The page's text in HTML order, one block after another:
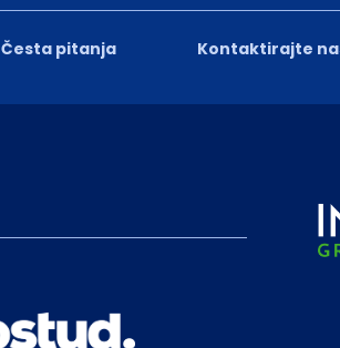
Česta pitanja Kontaktirajte